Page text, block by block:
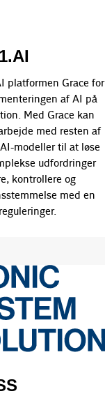
platformen Grace for
af AI på
Med Grace kan
med resten af
modeller til at løse
udfordringer
kontrollere og
med en